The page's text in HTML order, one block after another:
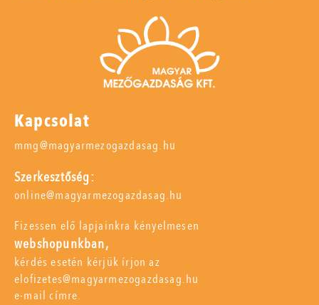
Kapcsolat
mmg@magyarmezogazdasag.hu
Szerkesztőség:
online@magyarmezogazdasag.hu
Fizessen elő lapjainkra kényelmesen
webshopunkban,
kérdés esetén kérjük írjon az
elofizetes@magyarmezogazdasag.hu
e-mail címre.